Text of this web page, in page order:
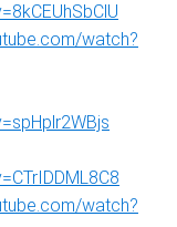
watch?
watch?